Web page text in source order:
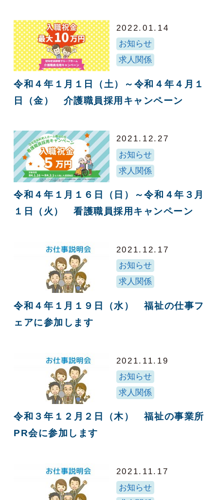
2022.01.14
お知らせ
求人関係
令和４年１月１日（土）～令和４年４月１
日（金） 介護職員採用キャンペーン
2021.12.27
お知らせ
求人関係
令和４年１月１６日（日）～令和４年３月
１日（火） 看護職員採用キャンペーン
2021.12.17
お知らせ
求人関係
令和４年１月１９日（水） 福祉の仕事フ
ェアに参加します
2021.11.19
お知らせ
求人関係
令和３年１２月２日（木） 福祉の事業所
PR会に参加します
2021.11.17
お知らせ